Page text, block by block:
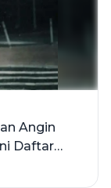
Angin
Daftar